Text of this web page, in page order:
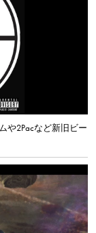
や2Pacなど新旧ビー